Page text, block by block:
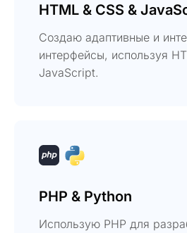
HTML & CSS &
Создаю адаптивные и
интерфейсы, используя
JavaScript.
PHP & Python
Использую PHP для